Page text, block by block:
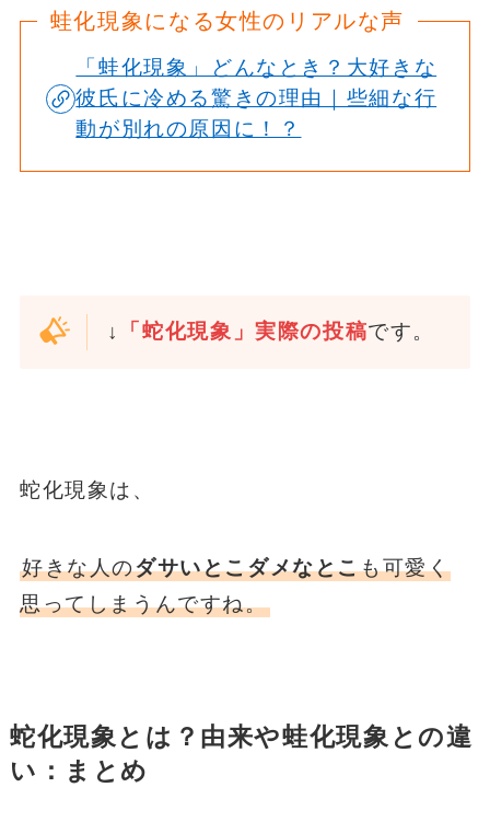
蛙化現象になる女性のリアルな声
「蛙化現象」どんなとき？大好きな
彼氏に冷める驚きの理由｜些細な行
動が別れの原因に！？
↓ 「蛇化現象」実際の投稿です。
蛇化現象は、
好きな人のダサいとこダメなとこも可愛く
思ってしまうんですね。
蛇化現象とは？由来や蛙化現象との違
い：まとめ